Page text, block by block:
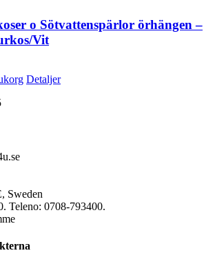
o Sötvattenspärlor örhängen –
Vit
Detaljer
Sweden
Teleno: 0708-793400.